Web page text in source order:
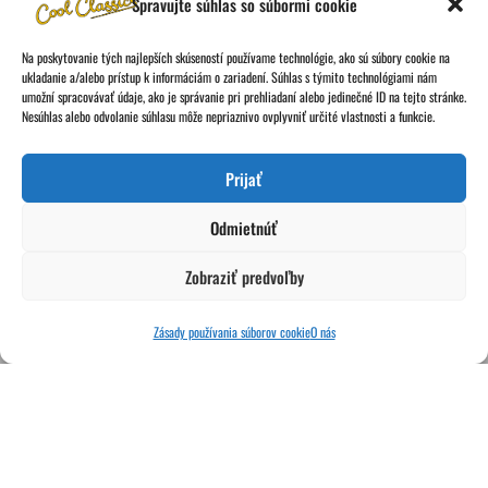
Na poskytovanie tých najlepších skúseností používame technológie, ako sú súbory cookie na
ukladanie a/alebo prístup k informáciám o zariadení. Súhlas s týmito technológiami nám
umožní spracovávať údaje, ako je správanie pri prehliadaní alebo jedinečné ID na tejto stránke.
Nesúhlas alebo odvolanie súhlasu môže nepriaznivo ovplyvniť určité vlastnosti a funkcie.
Prijať
Odmietnúť
Zobraziť predvoľby
Zásady používania súborov cookieO nás
www.mpproduction.eu